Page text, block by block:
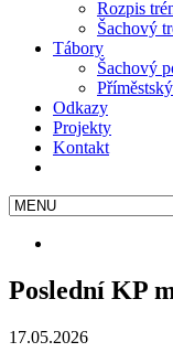
Rozpis
Šachový
Tábory
Šachový
Odkazy
Projekty
Kontakt
Poslední KP
17.05.2026